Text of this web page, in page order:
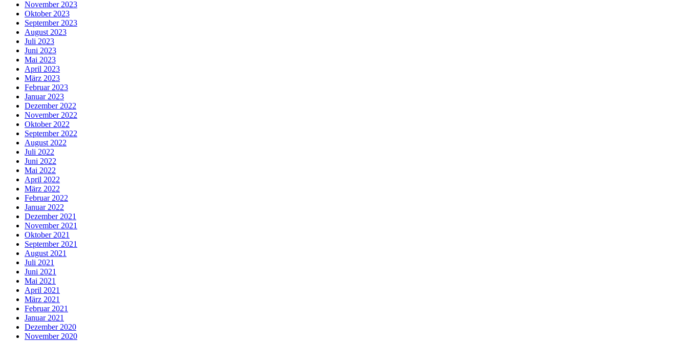
November 2023
Oktober 2023
September 2023
August 2023
Juli 2023
Juni 2023
Mai 2023
April 2023
März 2023
Februar 2023
Januar 2023
Dezember 2022
November 2022
Oktober 2022
September 2022
August 2022
Juli 2022
Juni 2022
Mai 2022
April 2022
März 2022
Februar 2022
Januar 2022
Dezember 2021
November 2021
Oktober 2021
September 2021
August 2021
Juli 2021
Juni 2021
Mai 2021
April 2021
März 2021
Februar 2021
Januar 2021
Dezember 2020
November 2020